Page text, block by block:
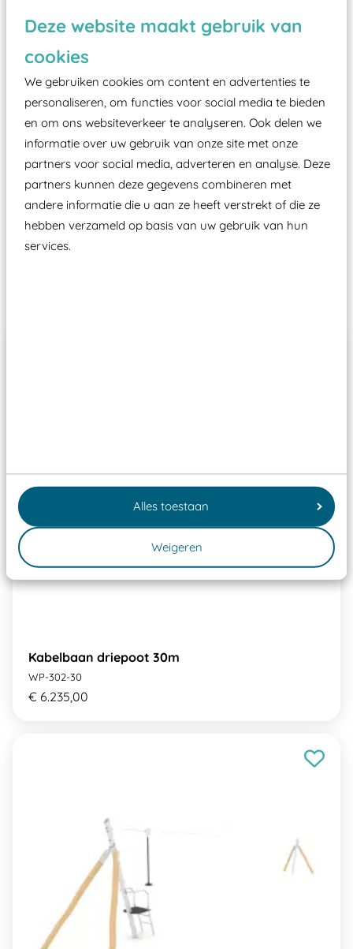
Deze website maakt gebruik van
cookies
We gebruiken cookies om content en advertenties te
personaliseren, om functies voor social media te bieden
en om ons websiteverkeer te analyseren. Ook delen we
informatie over uw gebruik van onze site met onze
partners voor social media, adverteren en analyse. Deze
partners kunnen deze gegevens combineren met
andere informatie die u aan ze heeft verstrekt of die ze
hebben verzameld op basis van uw gebruik van hun
services.
Alles toestaan
Weigeren
Vanaf een valhoogte van 1,5 meter een speciale
valondergrond onder speeltoestellen verplicht is
zoals kunstgras, rubber tegels of boomschors?
Elk speeltoestel in de openbare ruimte voorzien
moet zijn van een typekeuring, -plaatje en
certificering, uitgegeven door een Nederlands
aangewezen keuringsinstantie?
Wij ook speeltoestellen kunnen laten keuren zodat
ze toch binnen het Warenwetbesluit Attractie- en
Speeltoestellen vallen?
Kabelbaan driepoot 30m
WP-302-30
€ 6.235,00